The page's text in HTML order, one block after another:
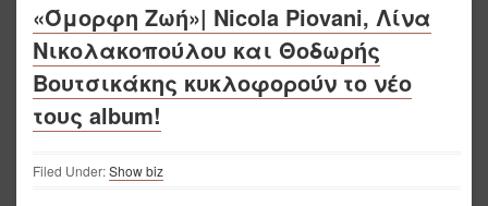
«Όμορφη Ζωή»| Nicola Piovani, Λίνα
Νικολακοπούλου και Θοδωρής
Βουτσικάκης κυκλοφορούν το νέο
τους album!
Filed Under:Show biz